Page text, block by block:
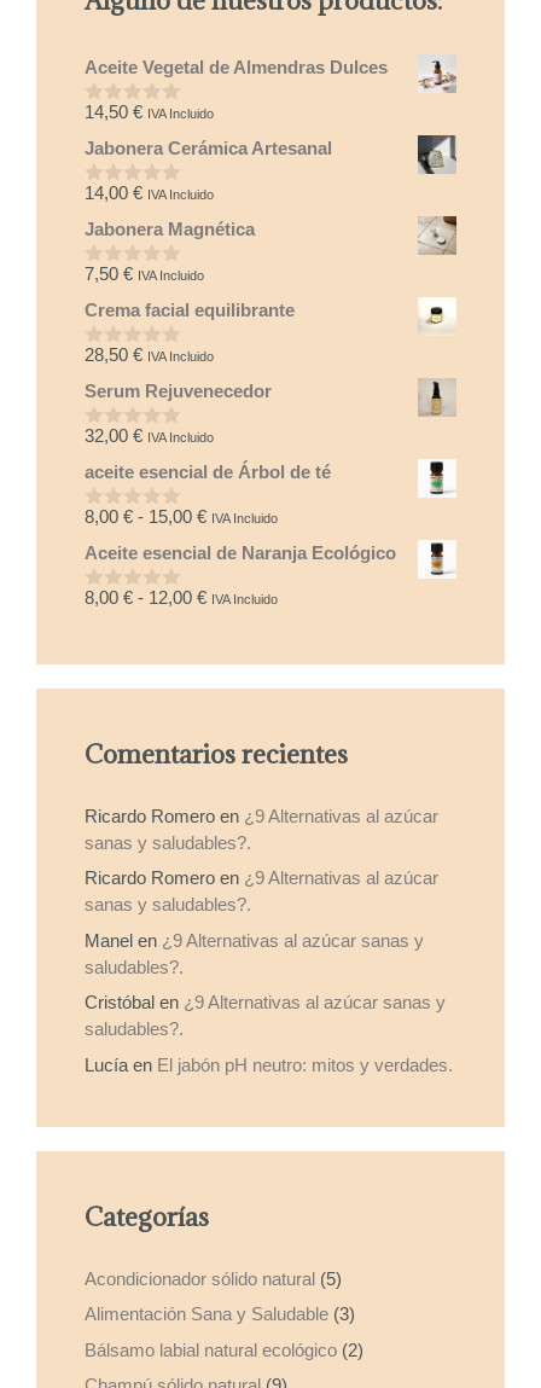
Aceite Vegetal de Almendras Dulces
0
e
5
14,50 € IVA Incluido
Jabonera Cerámica Artesanal
0
e
5
14,00 € IVA Incluido
Jabonera Magnética
0
e
5
7,50 € IVA Incluido
Crema facial equilibrante
0
e
5
28,50 € IVA Incluido
Serum Rejuvenecedor
0
e
5
32,00 € IVA Incluido
aceite esencial de Árbol de té
0
e
5
8,00 € - 15,00 €Rango
de
desde
IVA Incluido
Aceite esencial de Naranja Ecológico
0
8,00 € - 12,00 €Rango
12,00 €
IVA Incluido
Comentarios recientes
Ricardo Romero en ¿9 Alternativas al azúcar
sanas y saludables?.
Ricardo Romero en ¿9 Alternativas al azúcar
sanas y saludables?.
Manel en ¿9 Alternativas al azúcar sanas y
saludables?.
Cristóbal en ¿9 Alternativas al azúcar sanas y
saludables?.
Lucía en El jabón pH neutro: mitos y verdades.
Categorías
Acondicionador sólido natural (5)
Alimentación Sana y Saludable (3)
Bálsamo labial natural ecológico (2)